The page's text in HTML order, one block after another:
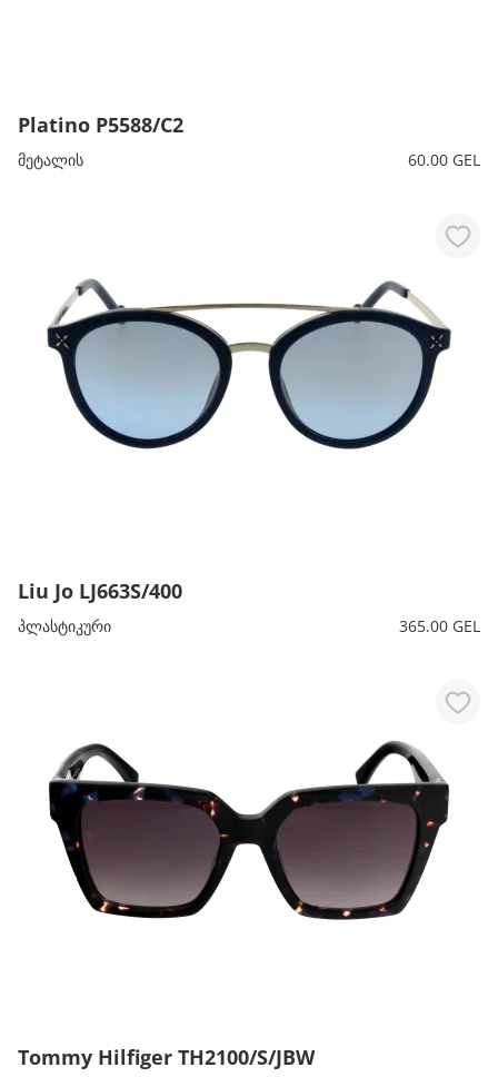
Platino P5588/C2
მეტალის 60.00 GEL
Liu Jo LJ663S/400
პლასტიკური 365.00 GEL
Tommy Hilfiger TH2100/S/JBW